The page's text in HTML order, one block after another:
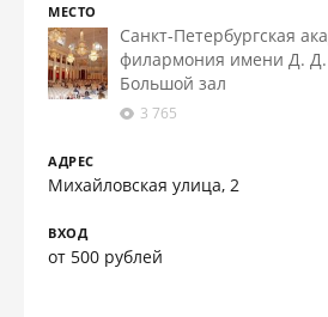
МЕСТО
Санкт-Петербургская
филармония имени Д.
Большой зал
3 765
АДРЕС
Михайловская улица, 2
ВХОД
от 500 рублей